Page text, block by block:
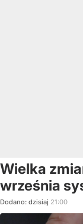
Wielka
września
Dodano: dzisiaj 21:00